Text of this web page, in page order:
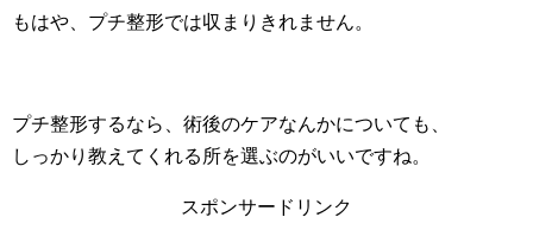
もはや、プチ整形では収まりきれません。
プチ整形するなら、術後のケアなんかについても、
しっかり教えてくれる所を選ぶのがいいですね。
スポンサードリンク